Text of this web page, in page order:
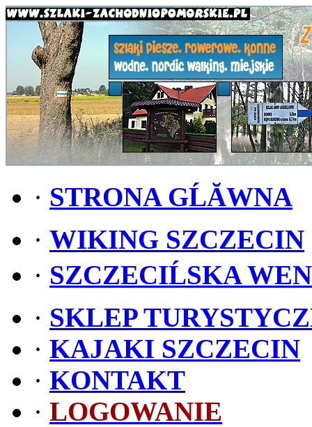
· STRONA GĹĂWNA
· WIKING SZCZECIN
· SZCZECIĹSKA
· SKLEP
· KAJAKI SZCZECIN
· KONTAKT
· LOGOWANIE